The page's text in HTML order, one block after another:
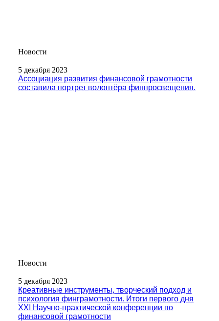
Новости
5 декабря 2023
Ассоциация развития финансовой грамотности
составила портрет волонтёра финпросвещения.
Новости
5 декабря 2023
Креативные инструменты, творческий подход и
психология финграмотности. Итоги первого дня
XXI Научно-практической конференции по
финансовой грамотности